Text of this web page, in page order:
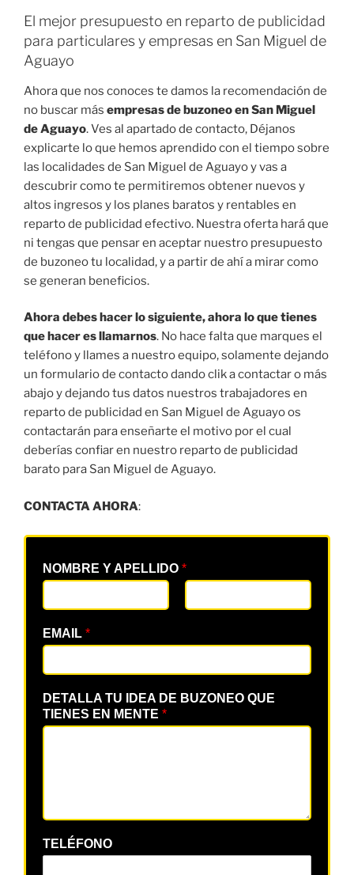
El mejor presupuesto en reparto de publicidad
para particulares y empresas en San Miguel de
Aguayo
Ahora que nos conoces te damos la recomendación de
no buscar más empresas de buzoneo en San Miguel
de Aguayo. Ves al apartado de contacto, Déjanos
explicarte lo que hemos aprendido con el tiempo sobre
las localidades de San Miguel de Aguayo y vas a
descubrir como te permitiremos obtener nuevos y
altos ingresos y los planes baratos y rentables en
reparto de publicidad efectivo. Nuestra oferta hará que
ni tengas que pensar en aceptar nuestro presupuesto
de buzoneo tu localidad, y a partir de ahí a mirar como
se generan beneficios.
Ahora debes hacer lo siguiente, ahora lo que tienes
que hacer es llamarnos. No hace falta que marques el
teléfono y llames a nuestro equipo, solamente dejando
un formulario de contacto dando clik a contactar o más
abajo y dejando tus datos nuestros trabajadores en
reparto de publicidad en San Miguel de Aguayo os
contactarán para enseñarte el motivo por el cual
deberías confiar en nuestro reparto de publicidad
barato para San Miguel de Aguayo.
CONTACTA AHORA:
NOMBRE Y APELLIDO *
EMAIL *
DETALLA TU IDEA DE BUZONEO QUE
TIENES EN MENTE *
TELÉFONO